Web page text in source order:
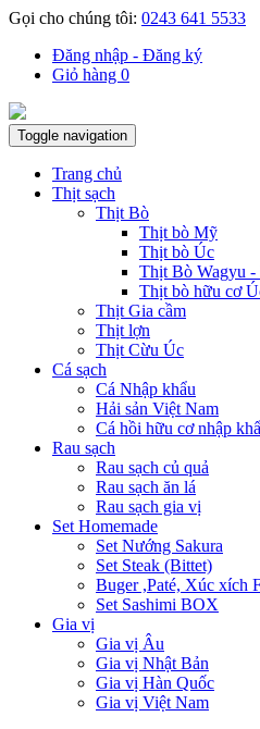
Gọi cho chúng tôi: 0243 641 5533
Đăng nhập - Đăng ký
Giỏ hàng 0
Toggle navigation
Trang chủ
Thịt sạch
Thịt Bò
Thịt bò Mỹ
Thịt bò Úc
Thịt Bò Wagyu -
Thịt bò hữu cơ
Thịt Gia cầm
Thịt lợn
Thịt Cừu Úc
Cá sạch
Cá Nhập khẩu
Hải sản Việt Nam
Cá hồi hữu cơ nhập
Rau sạch
Rau sạch củ quả
Rau sạch ăn lá
Rau sạch gia vị
Set Homemade
Set Nướng Sakura
Set Steak (Bittet)
Buger ,Paté, Xúc xích
Set Sashimi BOX
Gia vị
Gia vị Âu
Gia vị Nhật Bản
Gia vị Hàn Quốc
Gia vị Việt Nam